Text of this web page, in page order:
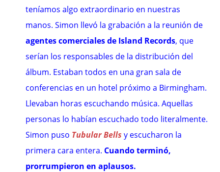
teníamos algo extraordinario en nuestras
manos. Simon llevó la grabación a la reunión de
agentes comerciales de Island Records, que
serían los responsables de la distribución del
álbum. Estaban todos en una gran sala de
conferencias en un hotel próximo a Birmingham.
Llevaban horas escuchando música. Aquellas
personas lo habían escuchado todo literalmente.
Simon puso Tubular Bells y escucharon la
primera cara entera. Cuando terminó,
prorrumpieron en aplausos.